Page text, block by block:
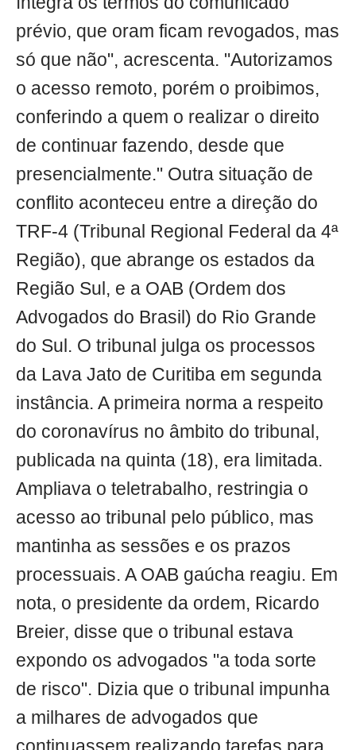
prévio, que oram ficam revogados, mas
só que não", acrescenta. "Autorizamos
o acesso remoto, porém o proibimos,
conferindo a quem o realizar o direito
de continuar fazendo, desde que
presencialmente." Outra situação de
conflito aconteceu entre a direção do
TRF-4 (Tribunal Regional Federal da 4ª
Região), que abrange os estados da
Região Sul, e a OAB (Ordem dos
Advogados do Brasil) do Rio Grande
do Sul. O tribunal julga os processos
da Lava Jato de Curitiba em segunda
instância. A primeira norma a respeito
do coronavírus no âmbito do tribunal,
publicada na quinta (18), era limitada.
Ampliava o teletrabalho, restringia o
acesso ao tribunal pelo público, mas
mantinha as sessões e os prazos
processuais. A OAB gaúcha reagiu. Em
nota, o presidente da ordem, Ricardo
Breier, disse que o tribunal estava
expondo os advogados "a toda sorte
de risco". Dizia que o tribunal impunha
a milhares de advogados que